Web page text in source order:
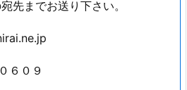
先までお送り下さい。
６０９